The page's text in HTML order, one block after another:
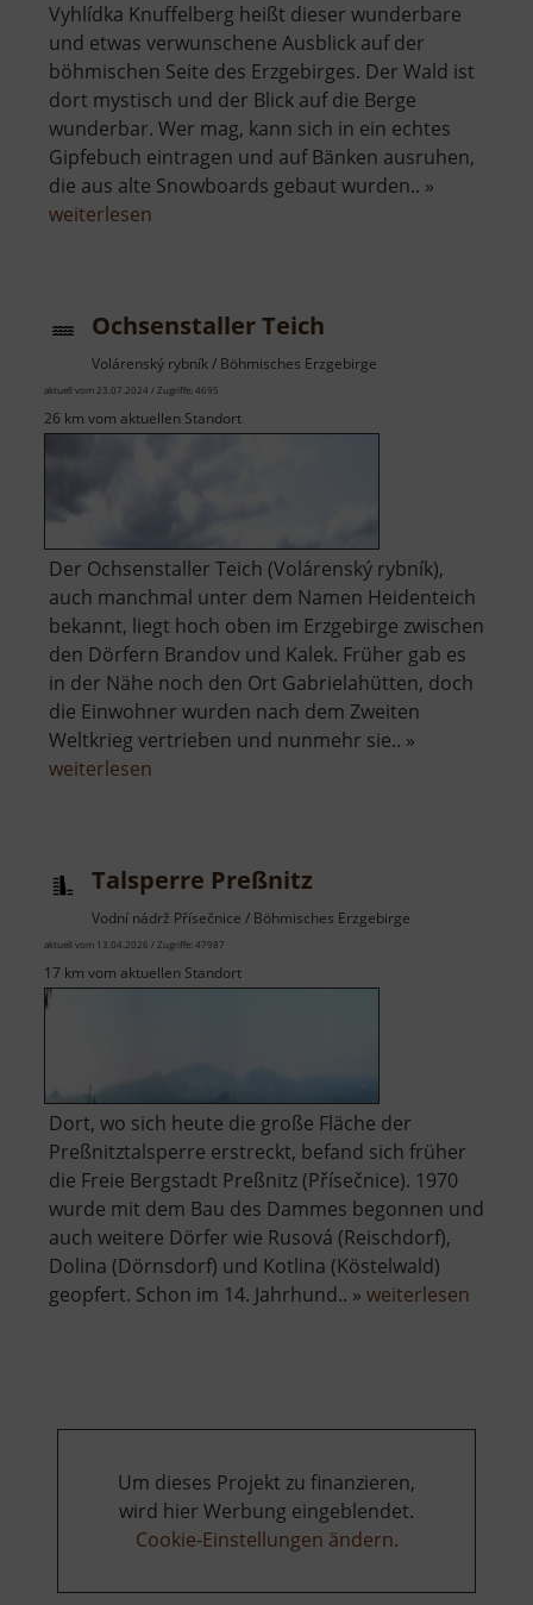
Vyhlídka Knuffelberg heißt dieser wunderbare
und etwas verwunschene Ausblick auf der
böhmischen Seite des Erzgebirges. Der Wald ist
dort mystisch und der Blick auf die Berge
wunderbar. Wer mag, kann sich in ein echtes
Gipfebuch eintragen und auf Bänken ausruhen,
die aus alte Snowboards gebaut wurden.. »
weiterlesen
Ochsenstaller Teich
Volárenský rybník / Böhmisches Erzgebirge
aktuell vom 23.07.2024 / Zugriffe: 4695
26 km vom aktuellen Standort
Der Ochsenstaller Teich (Volárenský rybník),
auch manchmal unter dem Namen Heidenteich
bekannt, liegt hoch oben im Erzgebirge zwischen
den Dörfern Brandov und Kalek. Früher gab es
in der Nähe noch den Ort Gabrielahütten, doch
die Einwohner wurden nach dem Zweiten
Weltkrieg vertrieben und nunmehr sie.. »
weiterlesen
Talsperre Preßnitz
Vodní nádrž Přísečnice / Böhmisches Erzgebirge
aktuell vom 13.04.2026 / Zugriffe: 47987
17 km vom aktuellen Standort
Dort, wo sich heute die große Fläche der
Preßnitztalsperre erstreckt, befand sich früher
die Freie Bergstadt Preßnitz (Přísečnice). 1970
wurde mit dem Bau des Dammes begonnen und
auch weitere Dörfer wie Rusová (Reischdorf),
Dolina (Dörnsdorf) und Kotlina (Köstelwald)
geopfert. Schon im 14. Jahrhund.. » weiterlesen
Um dieses Projekt zu finanzieren,
wird hier Werbung eingeblendet.
Cookie-Einstellungen ändern.